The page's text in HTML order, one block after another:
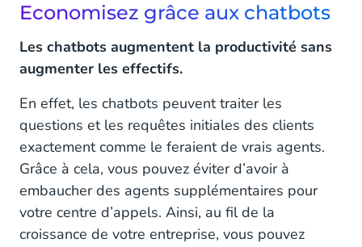
Economisez grâce aux chatbots
Les chatbots augmentent la productivité sans
augmenter les effectifs.
En effet, les chatbots peuvent traiter les
questions et les requêtes initiales des clients
exactement comme le feraient de vrais agents.
Grâce à cela, vous pouvez éviter d’avoir à
embaucher des agents supplémentaires pour
votre centre d’appels. Ainsi, au fil de la
croissance de votre entreprise, vous pouvez